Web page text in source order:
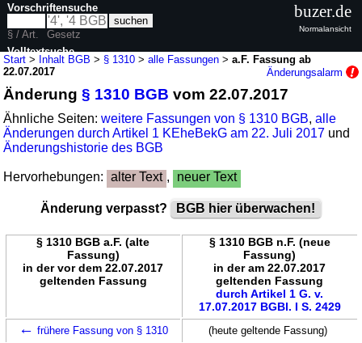
Start > Inhalt BGB > § 1310 >alle Fassungen >a.F. Fassung ab
22.07.2017
Änderungsalarm
Änderung§ 1310 BGB vom 22.07.2017
Ähnliche Seiten:weitere Fassungen von § 1310 BGB,alle
Änderungen durch Artikel 1 KEheBekG am 22. Juli 2017 und
Änderungshistorie des BGB
Hervorhebungen: alter Text , neuer Text
Änderung verpasst? BGB hier überwachen!
§ 1310 BGB a.F. (alte
Fassung)
in der vor dem 22.07.2017
geltenden Fassung
§ 1310 BGB n.F. (neue
Fassung)
in der am 22.07.2017
geltenden Fassung
durch Artikel 1 G. v.
17.07.2017 BGBl. I S. 2429
← frühere Fassung von § 1310 (heute geltende Fassung)
Vorschriftensuche
§ / Art.
Gesetz
Volltextsuche
buzer.de
Normalansicht